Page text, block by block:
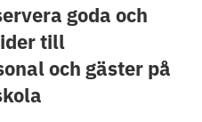
goda och
till
och gäster på